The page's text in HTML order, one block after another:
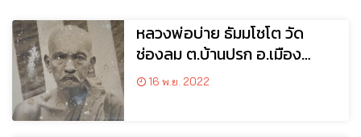
หลวงพ่อบ่าย ธัมมโชโต วัด
ช่องลม ต.บ้านปรก อ.เมือง
จ.สมุทรสงคราม
16 พ.ย. 2022